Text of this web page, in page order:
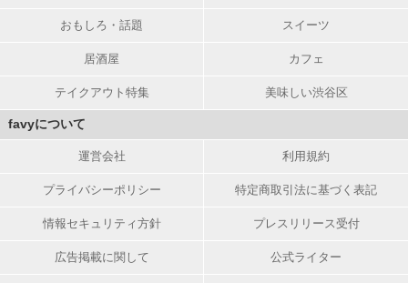
おもしろ・話題 スイーツ
居酒屋 カフェ
テイクアウト特集 美味しい渋谷区
favyについて
運営会社 利用規約
プライバシーポリシー 特定商取引法に基づく表記
情報セキュリティ方針 プレスリリース受付
広告掲載に関して 公式ライター